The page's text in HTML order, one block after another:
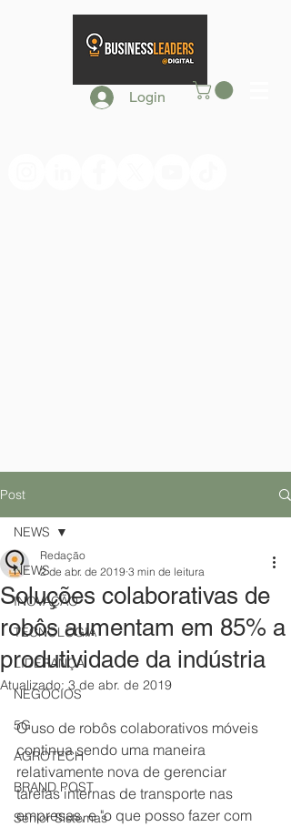
Login
Post
NEWS
INOVAÇÃO
TECNOLOGIA
LIDERANÇA
NEGÓCIOS
5G
AGROTECH
BRAND POST
Senior Sistemas
NEWS
Soluções colaborativas de
robôs aumentam em 85% a
produtividade da indústria
Redação
2 de abr. de 2019 3 min de leitura
Atualizado:3 de abr. de 2019
O uso de robôs colaborativos móveis
continua sendo uma maneira
relativamente nova de gerenciar
tarefas internas de transporte nas
empresas, e "o que posso fazer com